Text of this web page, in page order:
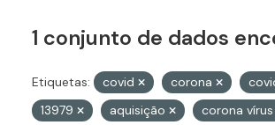
1 conjunto de dados
Etiquetas: covid corona
13979
aquisição
corona vírus